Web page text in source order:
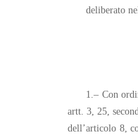
deliberato
1.– Con
artt. 3, 25,
dell’articolo 8,